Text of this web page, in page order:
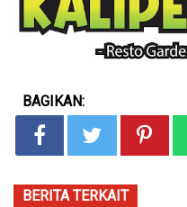
BAGIKAN:
BERITA TERKAIT